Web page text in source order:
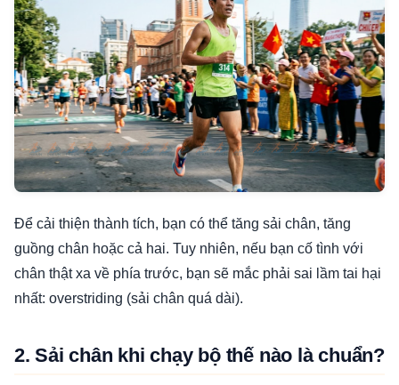
Để cải thiện thành tích, bạn có thể tăng sải chân, tăng
guồng chân hoặc cả hai. Tuy nhiên, nếu bạn cố tình với
chân thật xa về phía trước, bạn sẽ mắc phải sai lầm tai hại
nhất: overstriding (sải chân quá dài).
2. Sải chân khi chạy bộ thế nào là chuẩn?